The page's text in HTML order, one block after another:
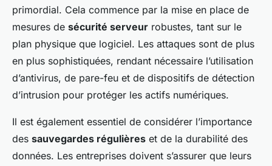
primordial. Cela commence par la mise en place de
mesures de sécurité serveur robustes, tant sur le
plan physique que logiciel. Les attaques sont de plus
en plus sophistiquées, rendant nécessaire l’utilisation
d’antivirus, de pare-feu et de dispositifs de détection
d’intrusion pour protéger les actifs numériques.
Il est également essentiel de considérer l’importance
des sauvegardes régulières et de la durabilité des
données. Les entreprises doivent s’assurer que leurs